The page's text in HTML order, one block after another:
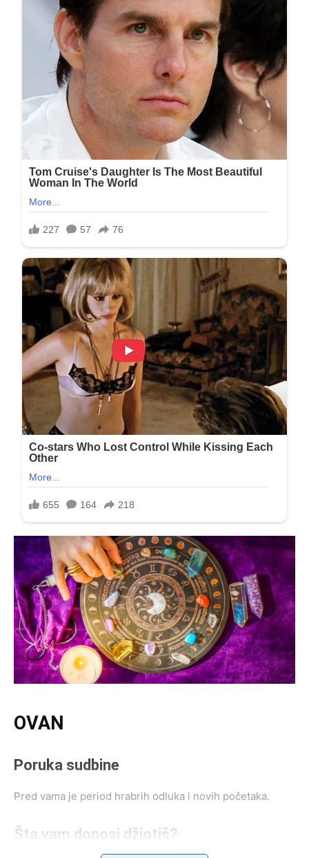
OVAN
Poruka sudbine
Pred vama je period hrabrih odluka i novih početaka.
Šta vam donosi džjotiš?